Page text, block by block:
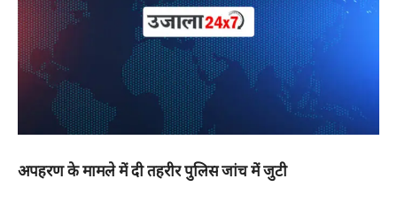
अपहरण के मामले में दी तहरीर पुलिस जांच में जुटी